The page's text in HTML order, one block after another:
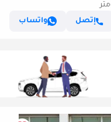
إتصل
واتساب